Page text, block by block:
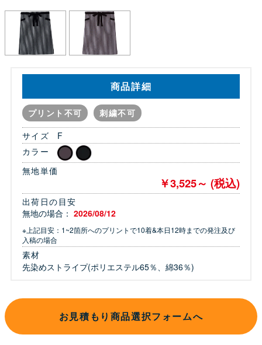
商品詳細
プリント不可
刺繍不可
サイズ
F
カラー
無地単価
￥3,525～ (税込)
出荷日の目安
無地の場合： 2026/08/12
※上記目安：1~2箇所へのプリントで10着&本日12時までの発注及び
入稿の場合
素材
先染めストライプ(ポリエステル65％、綿36％)
お見積もり商品選択フォームへ